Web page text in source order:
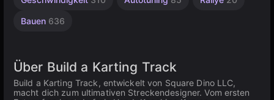
Bauen 636
Über Build a Karting Track
Build a Karting Track, entwickelt von Square Dino LLC,
macht dich zum ultimativen Streckendesigner. Vom ersten